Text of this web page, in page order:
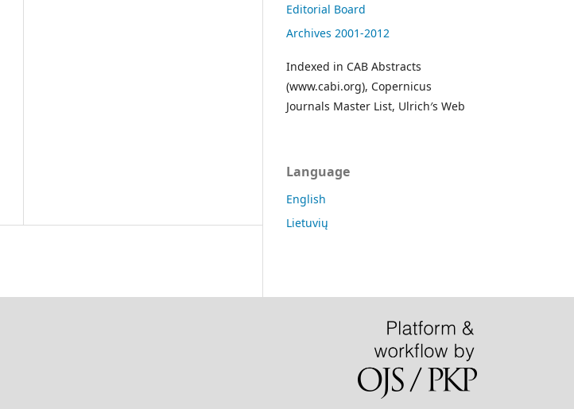
Editorial Board
Archives 2001-2012
Indexed in CAB Abstracts
(www.cabi.org), Copernicus
Journals Master List, Ulrich′s Web
Language
English
Lietuvių